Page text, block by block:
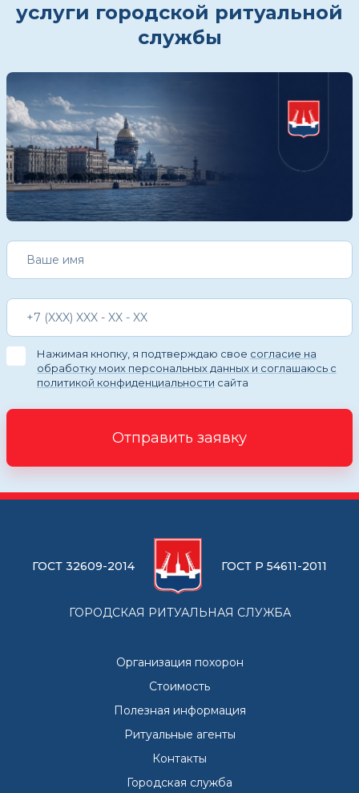
услуги городской ритуальной
службы
Нажимая кнопку, я подтверждаю свое согласие на
обработку моих персональных данных и соглашаюсь с
политикой конфиденциальности сайта
Отправить заявку
ГОСТ 32609-2014 ГОСТ Р 54611-2011
ГОРОДСКАЯ РИТУАЛЬНАЯ СЛУЖБА
Организация похорон
Стоимость
Полезная информация
Ритуальные агенты
Контакты
Городская служба